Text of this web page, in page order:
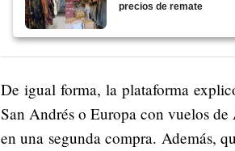
precios de remate
De igual forma, la plataforma
San Andrés o Europa con vuelos
en una segunda compra. Además,